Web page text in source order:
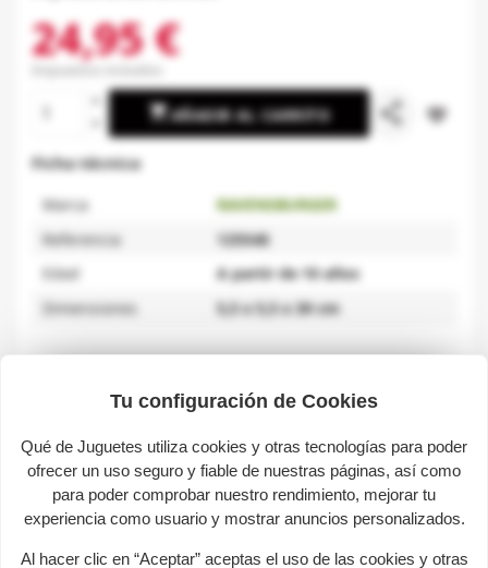
24,95 €
AÑADIR AL CARRITO share favorite_border
Ficha técnica
Marca
RAVENSBURGER
Referencia
125548
Edad
A partir de 10 años
Dimensiones
5,5 x 5,5 x 39 cm
Descripción
Big Ben. Gracias a las diferentes piezas de puzzle
abombadas, plegadas o lisas podrás construir
impresionantes edificios. La precisión de estas piezas
de plástico te permitiran crear una construcción estable
Tu configuración de Cookies
Qué de Juguetes utiliza cookies y otras tecnologías para poder
ofrecer un uso seguro y fiable de nuestras páginas, así como
para poder comprobar nuestro rendimiento, mejorar tu
experiencia como usuario y mostrar anuncios personalizados.
Al hacer clic en “Aceptar” aceptas el uso de las cookies y otras